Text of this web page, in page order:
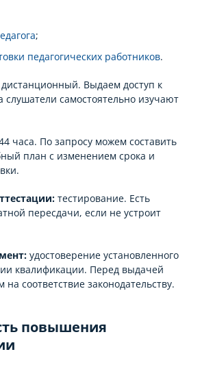
;
педагогических работников.
дистанционный. Выдаем доступ к
слушатели самостоятельно изучают
часа. По запросу можем составить
план с изменением срока и
тестирование. Есть
пересдачи, если не устроит
удостоверение установленного
квалификации. Перед выдачей
соответствие законодательству.
повышения